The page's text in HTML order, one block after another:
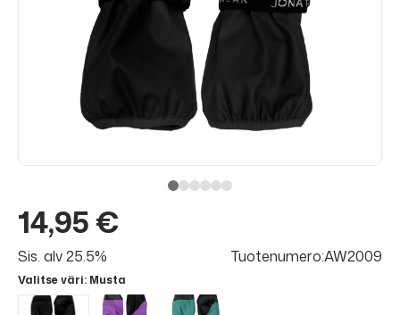
14,95 €
Sis. alv 25.5% Tuotenumero:AW2009
Valitse väri: Musta